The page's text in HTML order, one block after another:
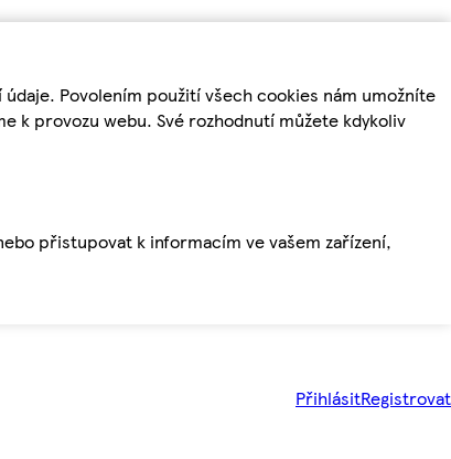
Povolením použití všech cookies nám umožníte
k provozu webu. Své rozhodnutí můžete kdykoliv
přistupovat k informacím ve vašem zařízení,
PřihlásitRegistrovat